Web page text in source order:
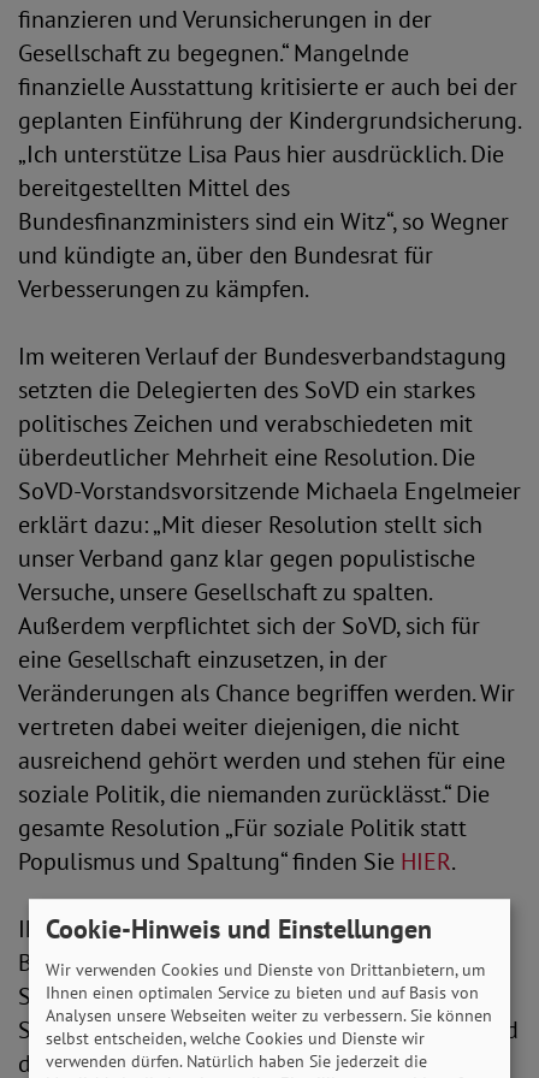
finanzieren und Verunsicherungen in der
Gesellschaft zu begegnen.“ Mangelnde
finanzielle Ausstattung kritisierte er auch bei der
geplanten Einführung der Kindergrundsicherung.
„Ich unterstütze Lisa Paus hier ausdrücklich. Die
bereitgestellten Mittel des
Bundesfinanzministers sind ein Witz“, so Wegner
und kündigte an, über den Bundesrat für
Verbesserungen zu kämpfen.
Im weiteren Verlauf der Bundesverbandstagung
setzten die Delegierten des SoVD ein starkes
politisches Zeichen und verabschiedeten mit
überdeutlicher Mehrheit eine Resolution. Die
SoVD-Vorstandsvorsitzende Michaela Engelmeier
erklärt dazu: „Mit dieser Resolution stellt sich
unser Verband ganz klar gegen populistische
Versuche, unsere Gesellschaft zu spalten.
Außerdem verpflichtet sich der SoVD, sich für
eine Gesellschaft einzusetzen, in der
Veränderungen als Chance begriffen werden. Wir
vertreten dabei weiter diejenigen, die nicht
ausreichend gehört werden und stehen für eine
soziale Politik, die niemanden zurücklässt.“ Die
gesamte Resolution „Für soziale Politik statt
Populismus und Spaltung“ finden Sie HIER.
Ihren Höhepunkt findet die SoVD-
Bundesverbandstagung im Hotel Pullmann
Schweizer Hof in Berlin am morgigen
Samstag. Themenschwerpunkt ab 10.00 Uhr wird
die Wechselwirkung zwischen Armut und
Cookie-Hinweis und Einstellungen
Wir verwenden Cookies und Dienste von Drittanbietern, um
Ihnen einen optimalen Service zu bieten und auf Basis von
Analysen unsere Webseiten weiter zu verbessern. Sie können
selbst entscheiden, welche Cookies und Dienste wir
verwenden dürfen. Natürlich haben Sie jederzeit die